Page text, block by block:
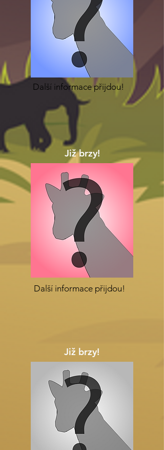
Další informace přijdou!
Již brzy!
Další informace přijdou!
Již brzy!